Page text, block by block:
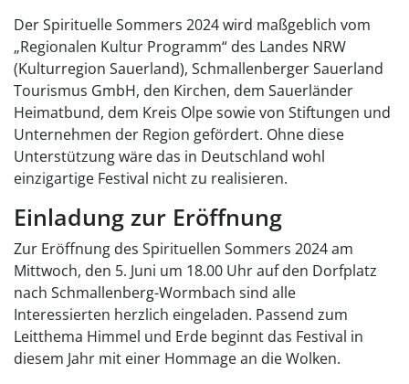
Der Spirituelle Sommers 2024 wird maßgeblich vom
„Regionalen Kultur Programm“ des Landes NRW
(Kulturregion Sauerland), Schmallenberger Sauerland
Tourismus GmbH, den Kirchen, dem Sauerländer
Heimatbund, dem Kreis Olpe sowie von Stiftungen und
Unternehmen der Region gefördert. Ohne diese
Unterstützung wäre das in Deutschland wohl
einzigartige Festival nicht zu realisieren.
Einladung zur Eröffnung
Zur Eröffnung des Spirituellen Sommers 2024 am
Mittwoch, den 5. Juni um 18.00 Uhr auf den Dorfplatz
nach Schmallenberg-Wormbach sind alle
Interessierten herzlich eingeladen. Passend zum
Leitthema Himmel und Erde beginnt das Festival in
diesem Jahr mit einer Hommage an die Wolken.